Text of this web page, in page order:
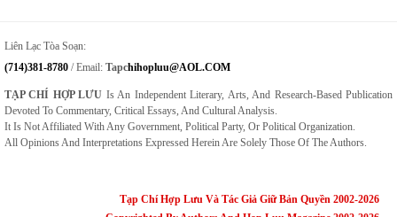
Liên Lạc Tòa Soạn:
(714)381-8780 / Email: TapcHihopluu@AOL.COM
TẠP CHÍ HỢP LƯU Is An Independent Literary, Arts, And Research-Based Publication
Devoted To Commentary, Critical Essays, And Cultural Analysis.
It Is Not Affiliated With Any Government, Political Party, Or Political Organization.
All Opinions And Interpretations Expressed Herein Are Solely Those Of The Authors.
Tạp Chí Hợp Lưu Và Tác Giả Giữ Bản Quyền 2002-2026